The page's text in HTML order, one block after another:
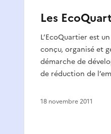
Les
L’EcoQuartier est
conçu, organisé et
démarche de
de réduction de
18 novembre 2011